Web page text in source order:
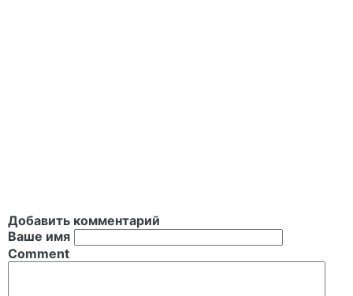
Добавить комментарий
Ваше имя
Comment